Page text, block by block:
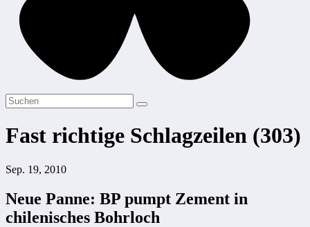
Fast richtige Schlagzeilen (303)
Sep. 19, 2010
Neue Panne: BP pumpt Zement in
chilenisches Bohrloch